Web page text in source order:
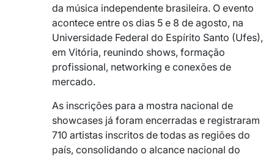
da música independente brasileira. O evento
acontece entre os dias 5 e 8 de agosto, na
Universidade Federal do Espírito Santo (Ufes),
em Vitória, reunindo shows, formação
profissional, networking e conexões de
mercado.
As inscrições para a mostra nacional de
showcases já foram encerradas e registraram
710 artistas inscritos de todas as regiões do
país, consolidando o alcance nacional do